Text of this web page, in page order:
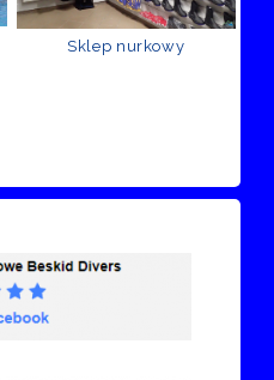
Sklep nurkowy